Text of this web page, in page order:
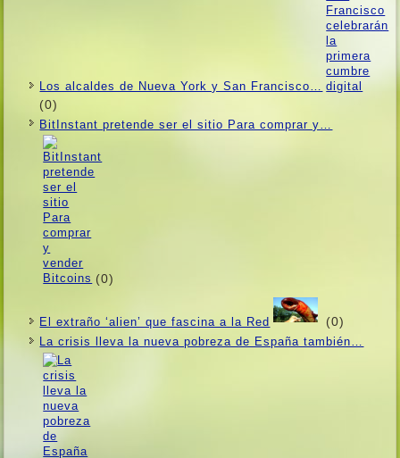
Los alcaldes de Nueva York y San Francisco…
(0)
BitInstant pretende ser el sitio Para comprar y…
(0)
El extraño ‘alien’ que fascina a la Red (0)
La crisis lleva la nueva pobreza de España también…